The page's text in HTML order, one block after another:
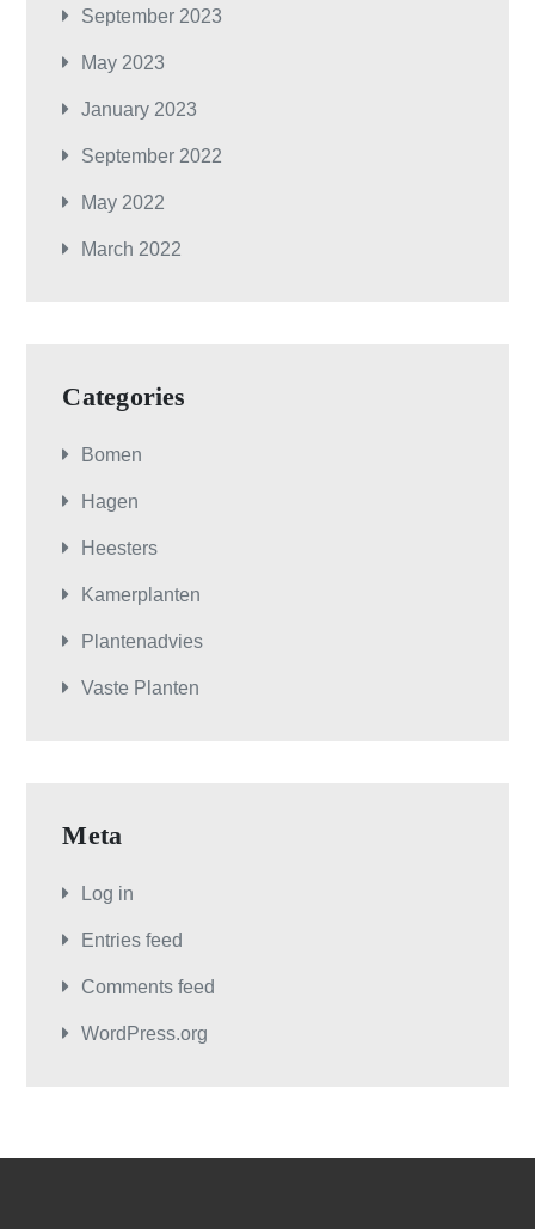
September 2023
May 2023
January 2023
September 2022
May 2022
March 2022
Categories
Bomen
Hagen
Heesters
Kamerplanten
Plantenadvies
Vaste Planten
Meta
Log in
Entries feed
Comments feed
WordPress.org